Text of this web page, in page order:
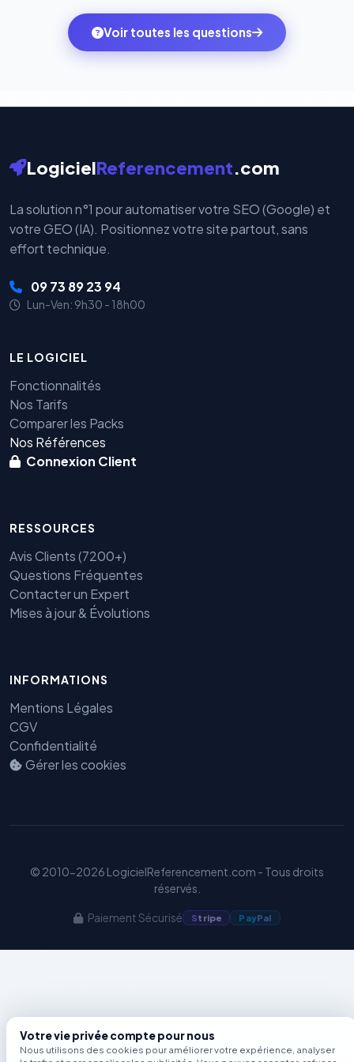
ambitions du moment — sans perdre vos données ni
votre historique.
monde. Vos données bancaires ne transitent jamais
par nos serveurs — elles sont gérées directement et
Voir toutes les questions
LogicielReferencement.com
La solution n°1 pour automatiser votre SEO (Google) et
votre GEO (IA). Positionnez votre site partout, sans
effort technique.
09 73 89 23 94
Lun-Ven: 9h30 - 18h00
LE LOGICIEL
Fonctionnalités
Nos Tarifs
Comparer les Packs
Nos Références
Connexion Client
RESSOURCES
Avis Clients (7200+)
Questions Fréquentes
Contacter un Expert
Mises à jour & Évolutions
INFORMATIONS
Mentions Légales
CGV
Confidentialité
Gérer les cookies
© 2010-2026 LogicielReferencement.com - Tous droits
réservés.
Paiement Sécurisé Stripe PayPal
Votre vie privée compte pour nous
Nous utilisons des cookies pour améliorer votre expérience, analyser